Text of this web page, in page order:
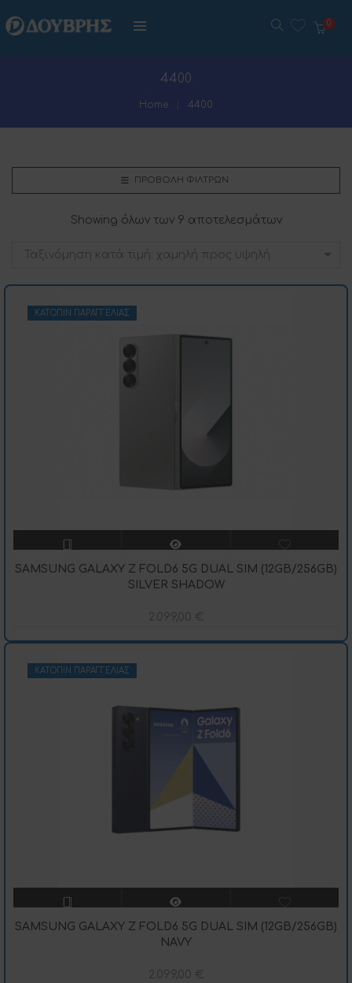
4400
Home 4400
ΠΡΟΒΟΛΉ ΦΊΛΤΡΩΝ
Showing όλων των 9 αποτελεσμάτων
Ταξινόμηση κατά τιμή: χαμηλή προς υψηλή
ΚΑΤΌΠΙΝ ΠΑΡΑΓΓΕΛΊΑΣ
SAMSUNG GALAXY Z FOLD6 5G DUAL SIM (12GB/256GB)
SILVER SHADOW
2.099,00 €
ΚΑΤΌΠΙΝ ΠΑΡΑΓΓΕΛΊΑΣ
SAMSUNG GALAXY Z FOLD6 5G DUAL SIM (12GB/256GB)
NAVY
2.099,00 €